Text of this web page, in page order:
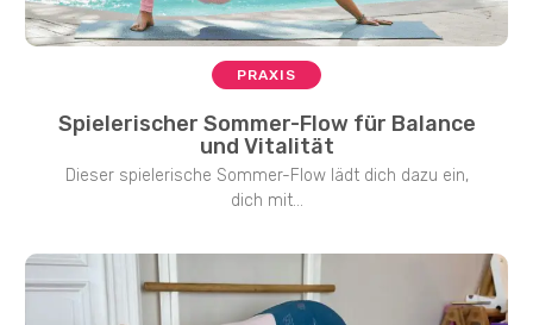
PRAXIS
Spielerischer Sommer-Flow für Balance
und Vitalität
Dieser spielerische Sommer-Flow lädt dich dazu ein,
dich mit...